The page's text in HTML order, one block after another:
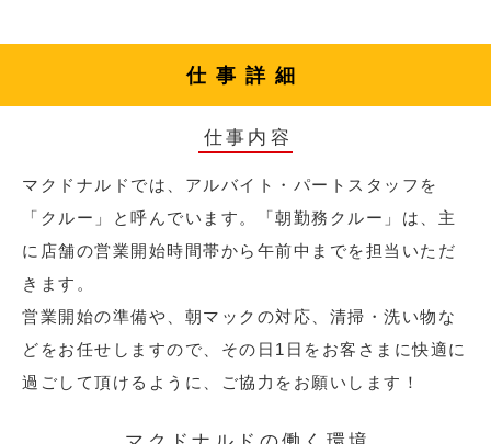
仕事詳細
仕事内容
マクドナルドでは、アルバイト・パートスタッフを
「クルー」と呼んでいます。「朝勤務クルー」は、主
に店舗の営業開始時間帯から午前中までを担当いただ
きます。
営業開始の準備や、朝マックの対応、清掃・洗い物な
どをお任せしますので、その日1日をお客さまに快適に
過ごして頂けるように、ご協力をお願いします！